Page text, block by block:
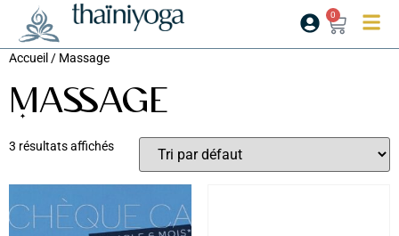
0
Accueil / Massage
Massage
3 résultats affichés